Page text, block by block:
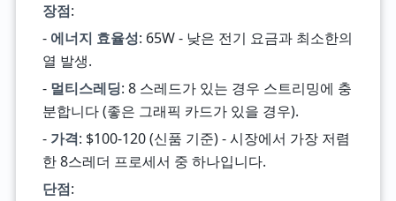
장점:
- 에너지 효율성: 65W - 낮은 전기 요금과 최소한의
열 발생.
- 멀티스레딩: 8 스레드가 있는 경우 스트리밍에 충
분합니다 (좋은 그래픽 카드가 있을 경우).
- 가격: $100-120 (신품 기준) - 시장에서 가장 저렴
한 8스레더 프로세서 중 하나입니다.
단점: